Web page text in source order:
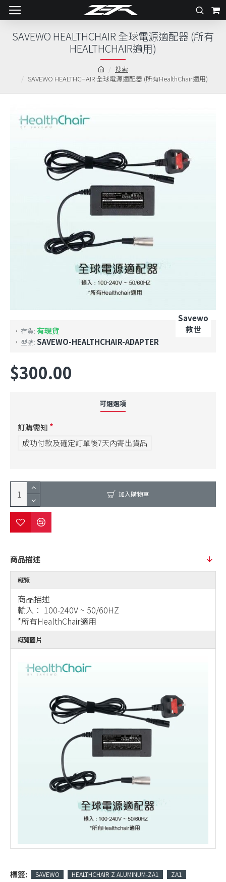
搜索
SAVEWO HEALTHCHAIR 全球電源適配器 (所有HealthChair適用)
SAVEWO HEALTHCHAIR 全球電源適配器 (所有
HEALTHCHAIR適用)
存貨: 有現貨
型號: SAVEWO-HEALTHCHAIR-ADAPTER
Savewo
救世
$300.00
可選選項
訂購需知
成功付款及確定訂單後7天內寄出貨品
加入購物車
商品描述
概覽
商品描述
輸入︰ 100-240V ~ 50/60HZ
*所有HealthChair適用
概覽圖片
標簽: SAVEWO HEALTHCHAIR Z ALUMINUM-ZA1
ZA1